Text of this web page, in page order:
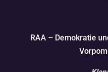
RAA – Demokratie